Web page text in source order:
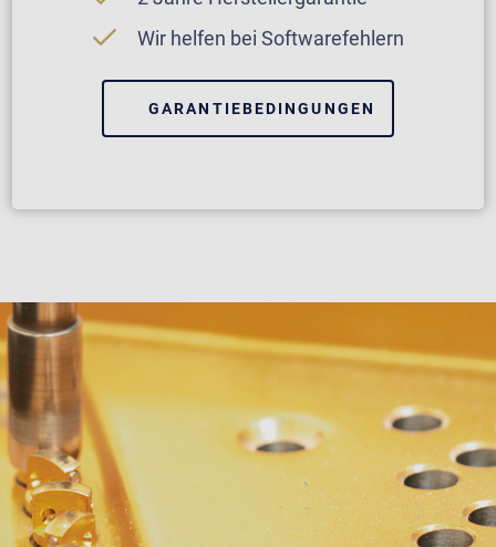
Wir helfen bei Softwarefehlern
GARANTIEBEDINGUNGEN